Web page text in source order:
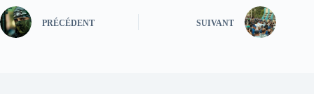
PRÉCÉDENT SUIVANT